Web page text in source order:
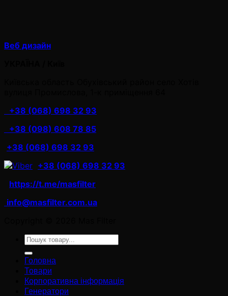
Веб дизайн
+38 (068) 698 32 93
+38 (098) 608 78 85
+38 (068) 698 32 93
+38 (068) 698 32 93
https://t.me/masfilter
info@masfilter.com.ua
Ara:
Головна
Товари
Корпоративна інформація
Генератори